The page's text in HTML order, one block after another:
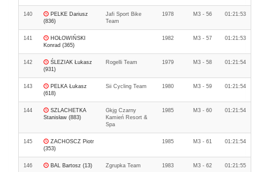
140
PELKE Dariusz
(836)
Jafi Sport Bike
Team
1978 M3 - 56 01:21:53
141
HOŁOWIŃSKI
Konrad (365)
1982 M3 - 57 01:21:53
142
ŚLEZIAK Łukasz
(931)
Rogelli Team 1979 M3 - 58 01:21:54
143
PELKA Łukasz
(618)
Sii Cycling Team 1980 M3 - 59 01:21:54
144
SZLACHETKA
Stanisław (883)
Gkjg Czarny
Kamień Resort &
Spa
1985 M3 - 60 01:21:54
145
ZACHOSCZ Piotr
(353)
1985 M3 - 61 01:21:54
146 BAL Bartosz (13) Zgrupka Team 1983 M3 - 62 01:21:55